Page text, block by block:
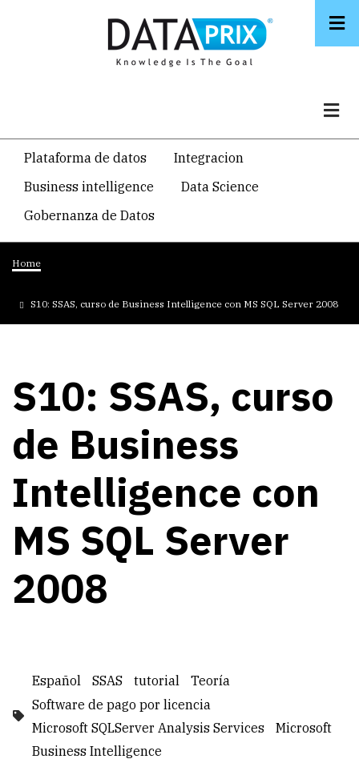
Navegacion
temática
principal
Plataforma de datos
Integracion
Business intelligence
Data Science
Gobernanza de Datos
Breadcrumb
Home
S10: SSAS, curso de Business Intelligence con MS SQL Server 2008
S10: SSAS, curso
de Business
Intelligence con
MS SQL Server
2008
Español SSAS tutorial
Teoría
Software de pago por licencia
Microsoft SQLServer Analysis Services
Microsoft
Business Intelligence